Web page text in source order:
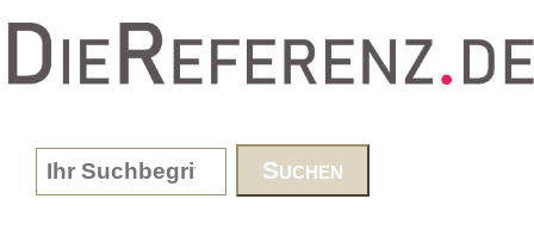
www.DieReferenz.de
Search form